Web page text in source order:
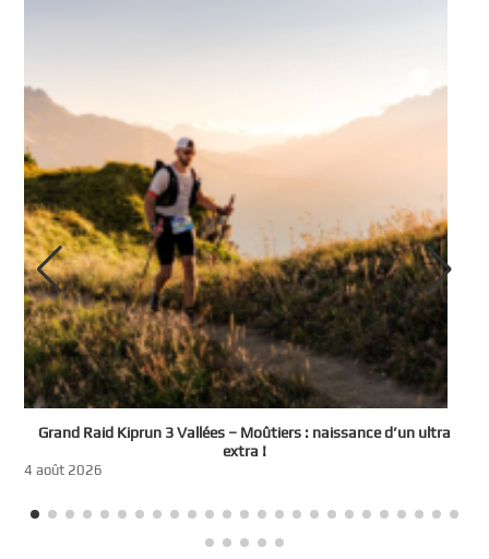
Grand Raid Kiprun 3 Vallées – Moûtiers : naissance d’un ultra
extra !
4 août 2026